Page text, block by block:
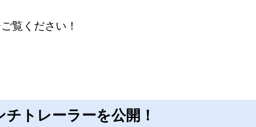
覧ください！
トレーラーを公開！